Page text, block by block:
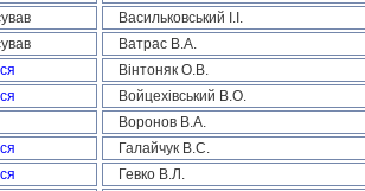
Васильковський І.І.
Ватрас В.А.
Вінтоняк О.В.
Войцехівський В.О.
Воронов В.А.
Галайчук В.С.
Гевко В.Л.